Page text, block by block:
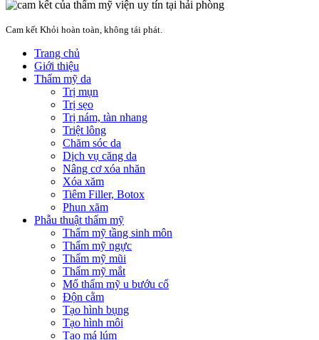
Cam kết Khỏi hoàn toàn, không tái phát.
Trang chủ
Giới thiệu
Thẩm mỹ da
Trị mụn
Trị sẹo
Trị nám, tàn nhang
Triệt lông
Chăm sóc da
Dịch vụ căng da
Nâng cơ xóa nhăn
Xóa xăm
Tiêm Filler, Botox
Phun xăm
Phẫu thuật thẩm mỹ
Thẩm mỹ tầng sinh môn
Thẩm mỹ ngực
Thẩm mỹ mũi
Thẩm mỹ mắt
Mổ thẩm mỹ u bướu cổ
Độn cằm
Tạo hình bụng
Tạo hình môi
Tạo má lúm